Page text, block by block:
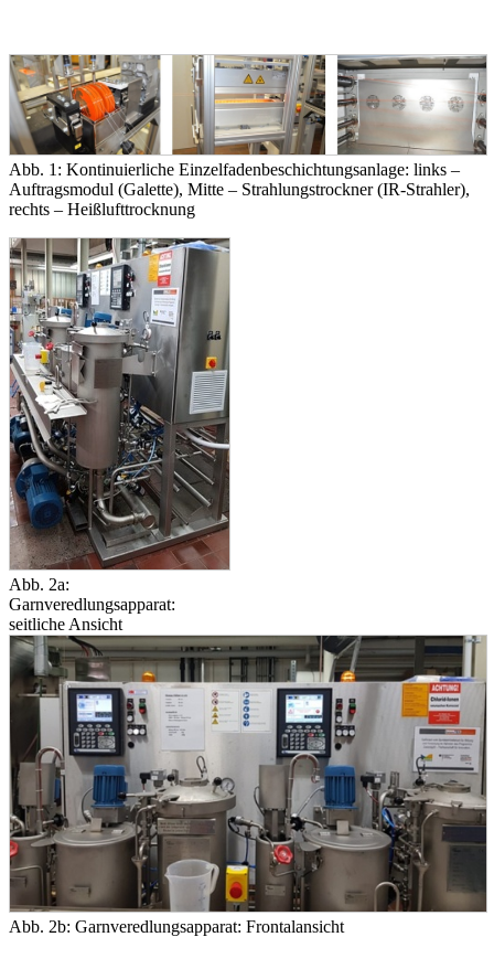
Abb. 1: Kontinuierliche Einzelfadenbeschichtungsanlage: links –
Auftragsmodul (Galette), Mitte – Strahlungstrockner (IR-Strahler),
rechts – Heißlufttrocknung
Abb. 2a:
Garnveredlungsapparat:
seitliche Ansicht
Abb. 2b: Garnveredlungsapparat: Frontalansicht